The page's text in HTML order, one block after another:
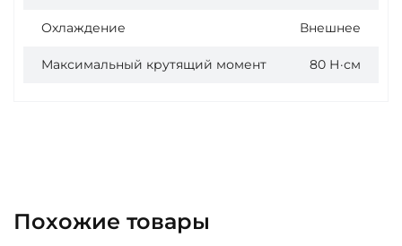
Охлаждение Внешнее
Максимальный крутящий момент 80 Н·см
Похожие товары